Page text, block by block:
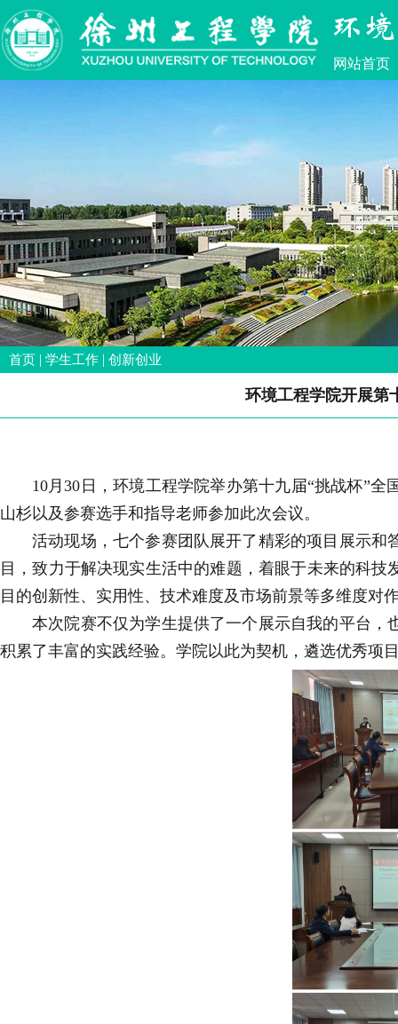
网站首页
首页 | 学生工作 | 创新创业
环境工程学院开展第
10月30日，环境工程学院举办第十九届“挑战杯”
山杉以及参赛选手和指导老师参加此次会议。
活动现场，七个参赛团队展开了精彩的项目展示
目，致力于解决现实生活中的难题，着眼于未来的科
目的创新性、实用性、技术难度及市场前景等多维度对
本次院赛不仅为学生提供了一个展示自我的平台
积累了丰富的实践经验。学院以此为契机，遴选优秀项